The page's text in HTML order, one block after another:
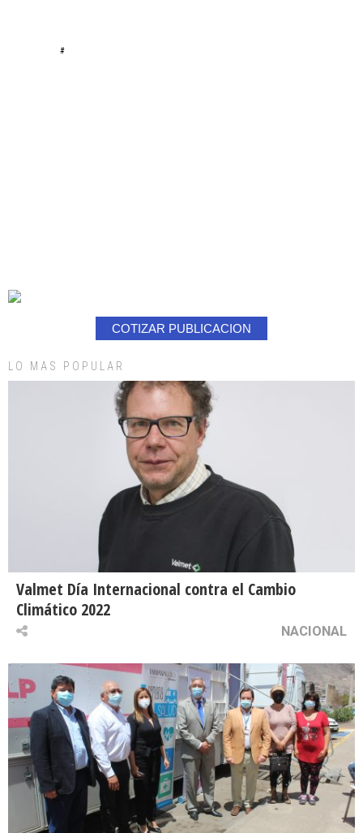
#
COTIZAR PUBLICACION
LO MAS POPULAR
Valmet Día Internacional contra el Cambio
Climático 2022
NACIONAL